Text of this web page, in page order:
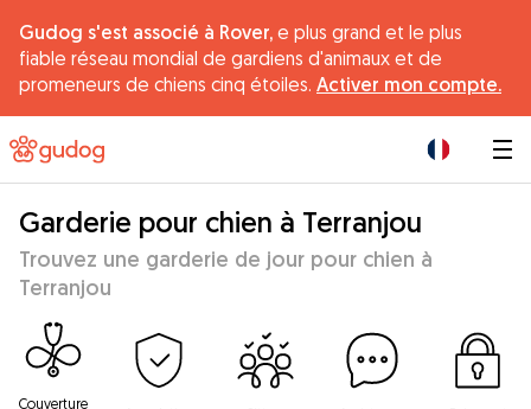
Gudog s'est associé à Rover, e plus grand et le plus
fiable réseau mondial de gardiens d'animaux et de
promeneurs de chiens cinq étoiles. Activer mon compte.
Garderie pour chien à Terranjou
Trouvez une garderie de jour pour chien à
Terranjou
Couverture